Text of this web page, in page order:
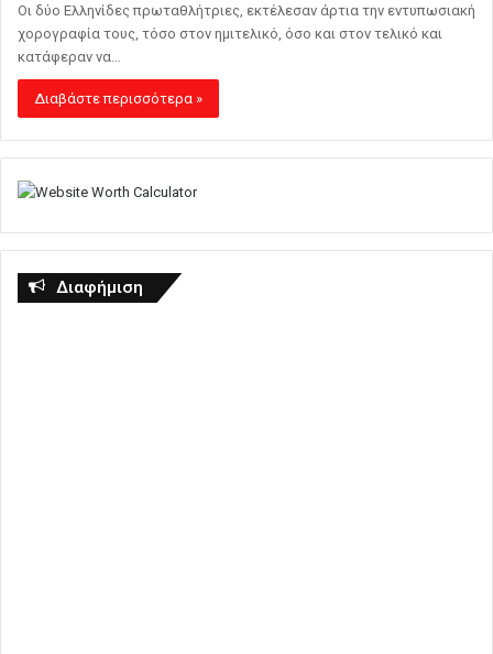
Οι δύο Ελληνίδες πρωταθλήτριες, εκτέλεσαν άρτια την εντυπωσιακή
χορογραφία τους, τόσο στον ημιτελικό, όσο και στον τελικό και
κατάφεραν να…
Διαβάστε περισσότερα »
Διαφήμιση